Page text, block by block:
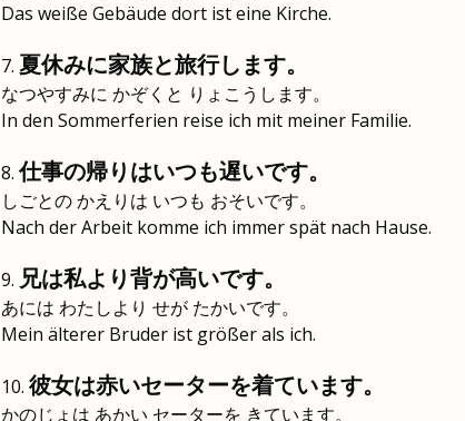
Das weiße Gebäude dort ist eine Kirche.
夏休みに家族と旅行します。
なつやすみに かぞくと りょこうします。
In den Sommerferien reise ich mit meiner Familie.
仕事の帰りはいつも遅いです。
しごとの かえりは いつも おそいです。
Nach der Arbeit komme ich immer spät nach Hause.
兄は私より背が高いです。
あには わたしより せが たかいです。
Mein älterer Bruder ist größer als ich.
彼女は赤いセーターを着ています。
かのじょは あかい セーターを きています。